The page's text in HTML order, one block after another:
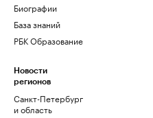
Биографии
База знаний
РБК Образование
Новости
регионов
Санкт-Петербург
и область